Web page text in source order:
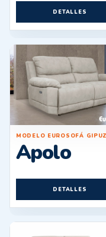
DETALLES
MODELO EUROSOFÁ
Apolo
DETALLES